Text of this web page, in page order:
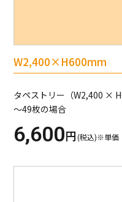
W2,400×H600mm
タペストリー（W2,400 ×
～49枚の場合
6,600円(税込)※単価